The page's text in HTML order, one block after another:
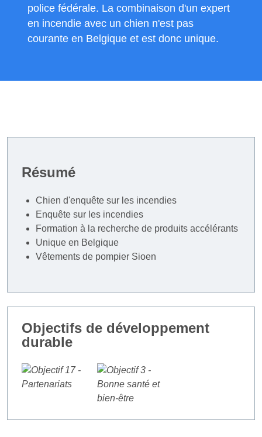
police fédérale. La combinaison d'un expert
en incendie avec un chien n'est pas
courante en Belgique et est donc unique.
Résumé
Chien d'enquête sur les incendies
Enquête sur les incendies
Formation à la recherche de produits accélérants
Unique en Belgique
Vêtements de pompier Sioen
Objectifs de développement
durable